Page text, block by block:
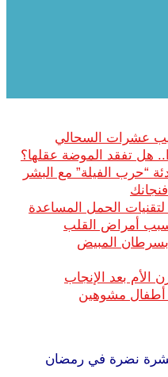
عشرات السحالي
“حرب الفيلة” مع البشر
لتقنيات الحمل المساعدة
أمراض القلب
بسرطان المبيض
الأم بعد الإنجاب
أطفال مشوهين